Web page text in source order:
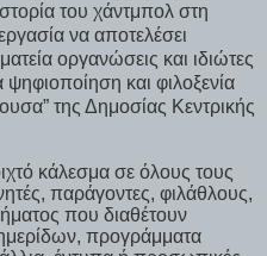
του χάντμπολ στη
να αποτελέσει
οργανώσεις και ιδιώτες
ψηφιοποίηση και φιλοξενία
της Δημοσίας Κεντρικής
κάλεσμα σε όλους τους
παράγοντες, φιλάθλους,
που διαθέτουν
προγράμματα